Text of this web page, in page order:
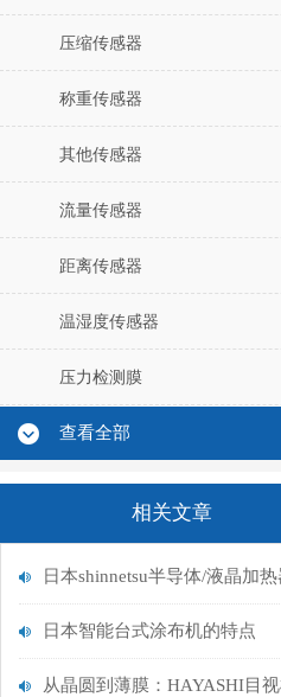
压缩传感器
称重传感器
其他传感器
流量传感器
距离传感器
温湿度传感器
压力检测膜
查看全部
相关文章
日本智能台式涂布机的特点